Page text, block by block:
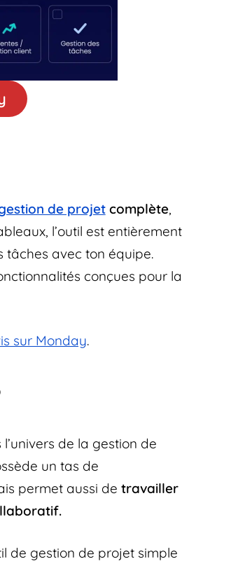
de projetcomplète,
l’outil est entièrement
tâches avec ton équipe.
conçues pour la
sur Monday.
de la gestion de
un tas de
permet aussi de travailler
de gestion de projet simple